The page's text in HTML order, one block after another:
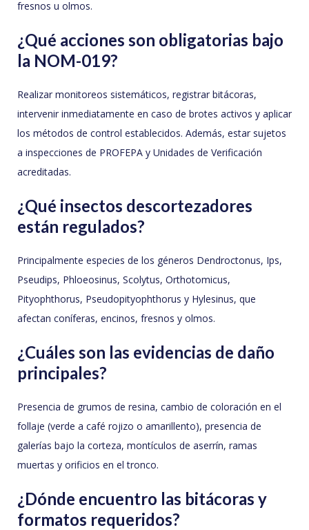
fresnos u olmos.
¿Qué acciones son obligatorias bajo
la NOM-019?
Realizar monitoreos sistemáticos, registrar bitácoras,
intervenir inmediatamente en caso de brotes activos y aplicar
los métodos de control establecidos. Además, estar sujetos
a inspecciones de PROFEPA y Unidades de Verificación
acreditadas.
¿Qué insectos descortezadores
están regulados?
Principalmente especies de los géneros Dendroctonus, Ips,
Pseudips, Phloeosinus, Scolytus, Orthotomicus,
Pityophthorus, Pseudopityophthorus y Hylesinus, que
afectan coníferas, encinos, fresnos y olmos.
¿Cuáles son las evidencias de daño
principales?
Presencia de grumos de resina, cambio de coloración en el
follaje (verde a café rojizo o amarillento), presencia de
galerías bajo la corteza, montículos de aserrín, ramas
muertas y orificios en el tronco.
¿Dónde encuentro las bitácoras y
formatos requeridos?